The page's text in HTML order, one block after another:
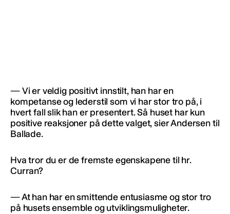
— Vi er veldig positivt innstilt, han har en
kompetanse og lederstil som vi har stor tro på, i
hvert fall slik han er presentert. Så huset har kun
positive reaksjoner på dette valget, sier Andersen til
Ballade.
Hva tror du er de fremste egenskapene til hr.
Curran?
— At han har en smittende entusiasme og stor tro
på husets ensemble og utviklingsmuligheter.